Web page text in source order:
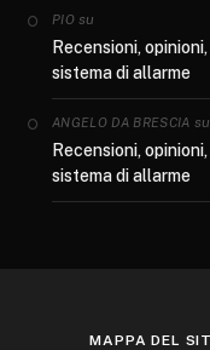
PIO su
Recensioni,
sistema di allarme
ANGELO DA BRESCIA su
Recensioni,
sistema di allarme
MAPPA DEL